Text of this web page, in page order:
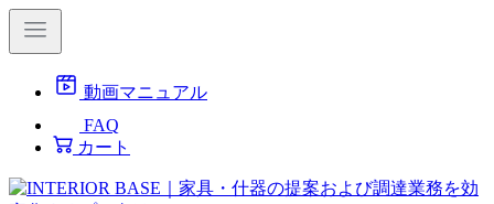
動画マニュアル
FAQ
カート